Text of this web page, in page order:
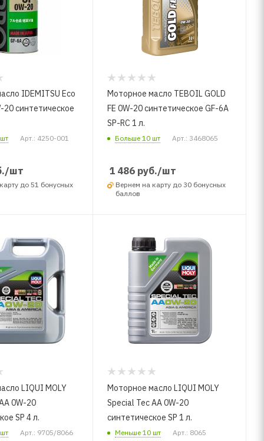
IDEMITSU Eco
синтетическое
Арт.: 4250-001
/шт
до 51 бонусных
Моторное масло TEBOIL GOLD
FE 0W-20 синтетическое GF-6A
SP-RC 1 л.
Больше 10 шт Арт.: 3468065
1 486 руб./шт
Вернем на карту до 30 бонусных
баллов
LIQUI MOLY
0W-20
SP 4 л.
Арт.: 9705/8066
Моторное масло LIQUI MOLY
Special Tec AA 0W-20
синтетическое SP 1 л.
Меньше 10 шт Арт.: 8065